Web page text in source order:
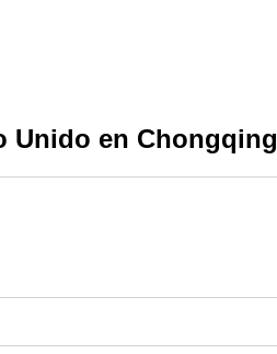
Unido en Chongqing